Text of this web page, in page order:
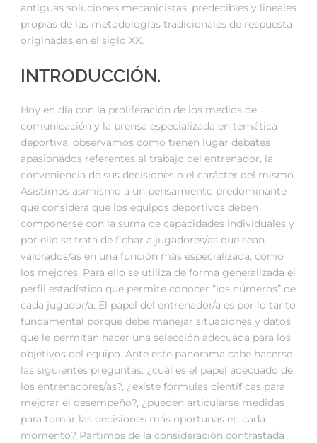
antiguas soluciones mecanicistas, predecibles y lineales
propias de las metodologías tradicionales de respuesta
originadas en el siglo XX.
INTRODUCCIÓN.
Hoy en día con la proliferación de los medios de
comunicación y la prensa especializada en temática
deportiva, observamos como tienen lugar debates
apasionados referentes al trabajo del entrenador, la
conveniencia de sus decisiones o el carácter del mismo.
Asistimos asimismo a un pensamiento predominante
que considera que los equipos deportivos deben
componerse con la suma de capacidades individuales y
por ello se trata de fichar a jugadores/as que sean
valorados/as en una función más especializada, como
los mejores. Para ello se utiliza de forma generalizada el
perfil estadístico que permite conocer “los números” de
cada jugador/a. El papel del entrenador/a es por lo tanto
fundamental porque debe manejar situaciones y datos
que le permitan hacer una selección adecuada para los
objetivos del equipo. Ante este panorama cabe hacerse
las siguientes preguntas: ¿cuál es el papel adecuado de
los entrenadores/as?, ¿existe fórmulas científicas para
mejorar el desempeño?, ¿pueden articularse medidas
para tomar las decisiones más oportunas en cada
momento? Partimos de la consideración contrastada